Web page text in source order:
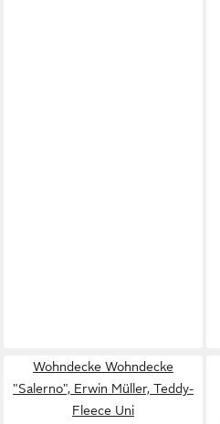
Wohndecke Wohndecke
"Salerno", Erwin Müller, Teddy-
Fleece Uni